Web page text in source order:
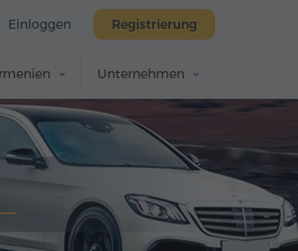
Einloggen Registrierung
Unternehmen